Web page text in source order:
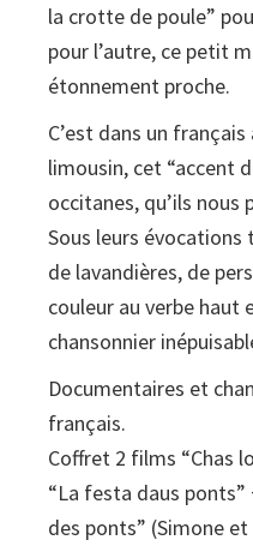
la crotte de poule”
pour l’autre, ce petit
étonnement proche.
C’est dans un
limousin, cet “accent
occitanes, qu’ils nous
Sous leurs évocations
de lavandières, de
couleur au verbe haut
chansonnier
Documentaires et
français.
Coffret 2 films “Chas
“La festa daus ponts”
des ponts” (Simone